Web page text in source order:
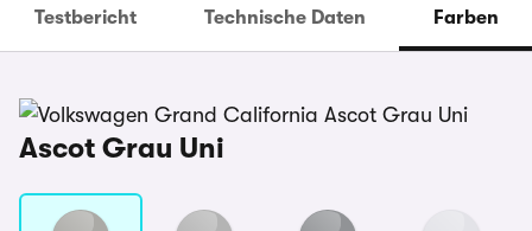
Testbericht Technische Daten Farben
Ascot Grau Uni